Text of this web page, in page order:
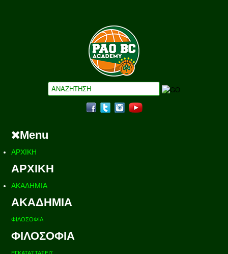
Menu
ΑΡΧΙΚΗ
ΑΡΧΙΚΗ
ΑΚΑΔΗΜΙΑ
ΑΚΑΔΗΜΙΑ
ΦΙΛΟΣΟΦΙΑ
ΦΙΛΟΣΟΦΙΑ